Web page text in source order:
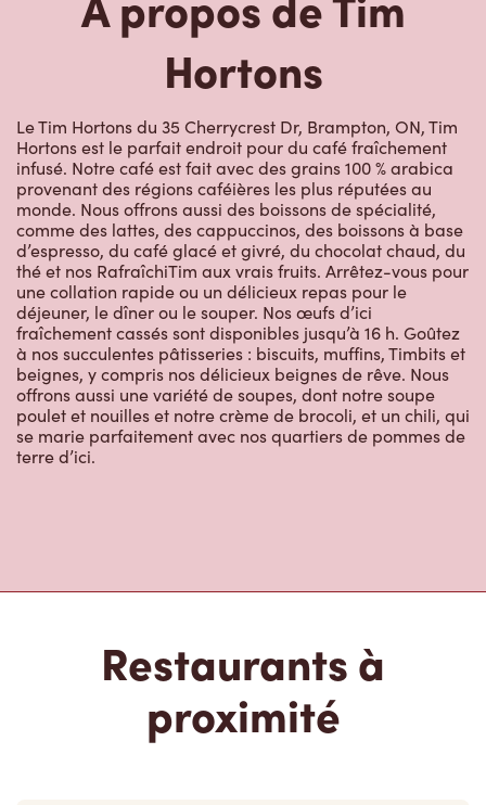
Hortons
Le Tim Hortons du 35 Cherrycrest Dr, Brampton, ON, Tim
Hortons est le parfait endroit pour du café fraîchement
infusé. Notre café est fait avec des grains 100 % arabica
provenant des régions caféières les plus réputées au
monde. Nous offrons aussi des boissons de spécialité,
comme des lattes, des cappuccinos, des boissons à base
d’espresso, du café glacé et givré, du chocolat chaud, du
thé et nos RafraîchiTim aux vrais fruits. Arrêtez-vous pour
une collation rapide ou un délicieux repas pour le
déjeuner, le dîner ou le souper. Nos œufs d’ici
fraîchement cassés sont disponibles jusqu’à 16 h. Goûtez
à nos succulentes pâtisseries : biscuits, muffins, Timbits et
beignes, y compris nos délicieux beignes de rêve. Nous
offrons aussi une variété de soupes, dont notre soupe
poulet et nouilles et notre crème de brocoli, et un chili, qui
se marie parfaitement avec nos quartiers de pommes de
terre d’ici.
Restaurants à
proximité